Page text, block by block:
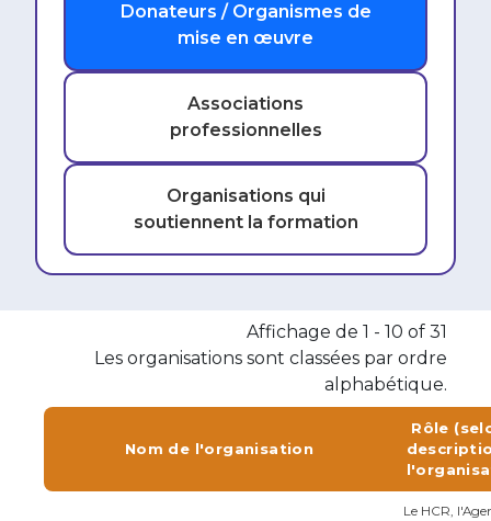
Donateurs / Organismes de
mise en œuvre
Associations
professionnelles
Organisations qui
soutiennent la formation
Affichage de 1 - 10 of 31
Les organisations sont classées par ordre
alphabétique.
Nom de l'organisation
Rôle
Le HCR,